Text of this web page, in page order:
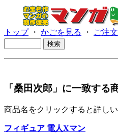
トップ・ かごを見る ・ ご注
「桑田次郎」に一致する
商品名をクリックすると詳し
フィギュア 電人Xマン